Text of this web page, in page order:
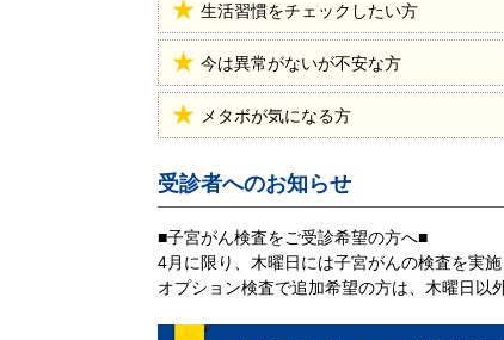
生活習慣をチェックしたい方
今は異常がないが不安な方
メタボが気になる方
受診者へのお知らせ
■子宮がん検査をご受診希望の方へ■
4月に限り、木曜日には子宮がんの検査を実施
オプション検査で追加希望の方は、木曜日以